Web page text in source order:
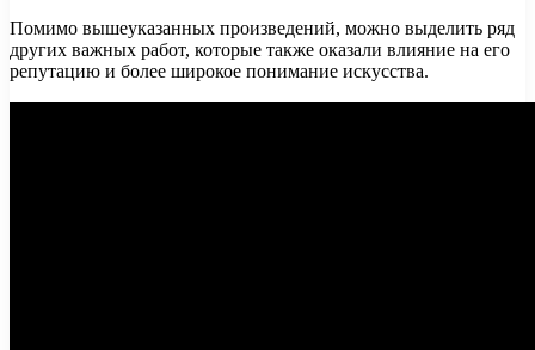
Помимо вышеуказанных произведений, можно выделить ряд
других важных работ, которые также оказали влияние на его
репутацию и более широкое понимание искусства.